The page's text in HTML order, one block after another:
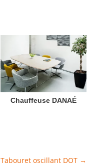
Chauffeuse DANAÉ
Tabouret oscillant DOT →